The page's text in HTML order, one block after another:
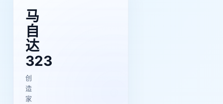
马
自
达
323
创
造
家